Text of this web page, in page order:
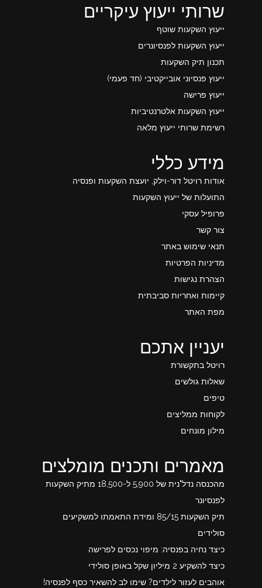
שרותי ייעוץ עיקריים
ייעוץ השקעות שוטף
ייעוץ השקעות לפנסיונרים
תכנון תיק השקעות
ייעוץ פנסיוני אובייקטיבי (חד פעמי)
ייעוץ פרישה
ייעוץ השקעות אלטרנטיביות
רשימת שרותי ייעוץ מלאה
מידע כללי
אודות רויטל דור-וילק, יועצת השקעות ופנסיה
התועלות של ייעוץ השקעות
פרופיל עסקי
צור קשר
תנאי שימוש באתר
מדיניות הפרטיות
הצהרת נגישות
קיימות ואחריות סביבתית
מפת האתר
יעניין אתכם
רויטל בתקשורת
שאלות גולשים
טיפים
לקוחות ממליצים
מילון מונחים
מאמרים ותכנים מומלצים
מהכנסה נדל"נית של 5,900 ל-18,500 מתיק השקעות
לפנסיונר
תיק השקעות 85/15 ומידת התאמתו למשקיעים
סולידים
כיצד נחיה בפנסיה: מיפוי נכסים לפרישה
כיצד להשקיע 2 מיליון שקל באופן סולידי
אוהבים לעזור לילדים? שימו לב להשאיר כסף לפנסיה!